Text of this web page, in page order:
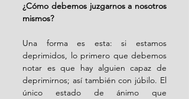
¿Cómo debemos juzgarnos a nosotros
mismos?
Una forma es esta: si estamos
deprimidos, lo primero que debemos
notar es que hay alguien capaz de
deprimirnos; así también con júbilo. El
único estado de ánimo que